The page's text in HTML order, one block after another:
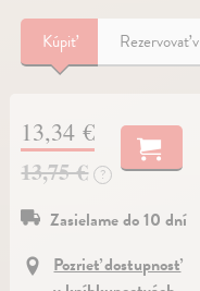
Kúpiť Rezervovať
13,34 €
13,75 €
?
Zasielame do 10 dní
Pozrieť dostupnosť